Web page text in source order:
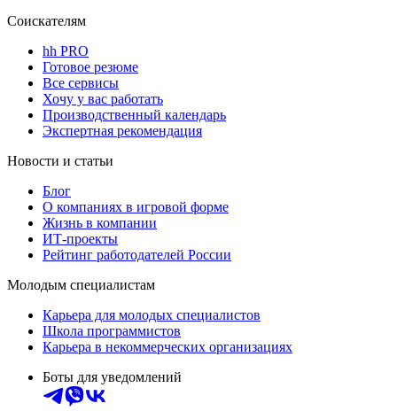
Соискателям
hh PRO
Готовое резюме
Все сервисы
Хочу у вас работать
Производственный календарь
Экспертная рекомендация
Новости и статьи
Блог
О компаниях в игровой форме
Жизнь в компании
ИТ-проекты
Рейтинг работодателей России
Молодым специалистам
Карьера для молодых специалистов
Школа программистов
Карьера в некоммерческих организациях
Боты для уведомлений